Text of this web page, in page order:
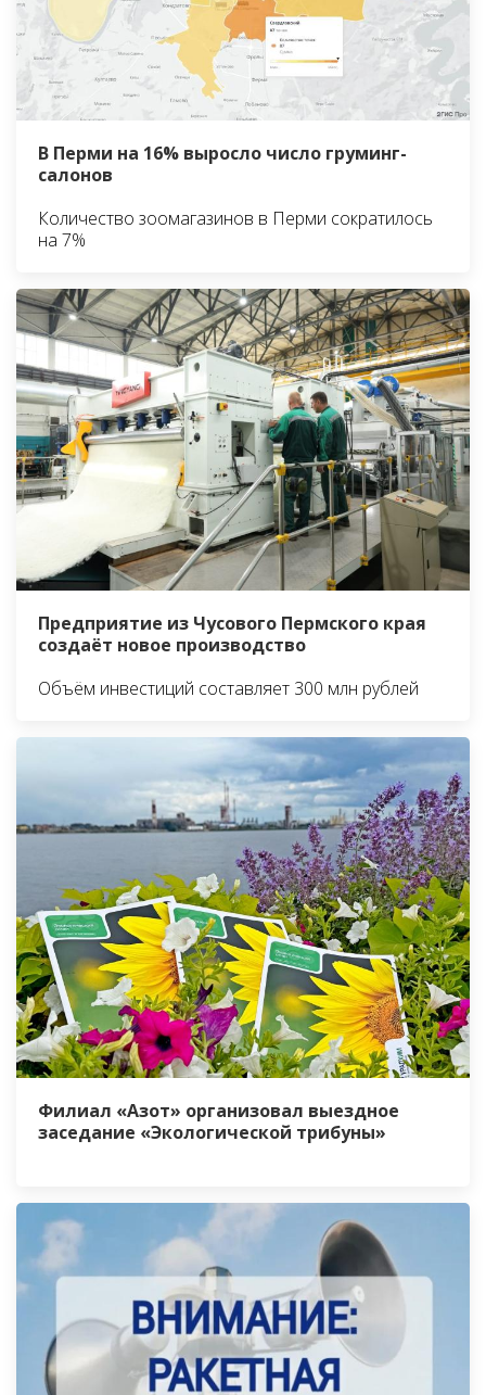
В Перми на 16% выросло число груминг-
салонов
Количество зоомагазинов в Перми сократилось
на 7%
Предприятие из Чусового Пермского края
создаёт новое производство
Объём инвестиций составляет 300 млн рублей
Филиал «Азот» организовал выездное
заседание «Экологической трибуны»